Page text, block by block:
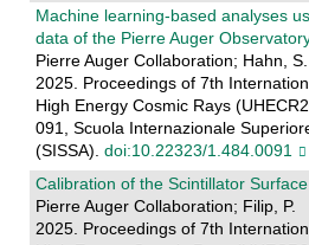
Machine learning-based analyses
data of the Pierre Auger
Pierre Auger Collaboration; Hahn, S.
2025. Proceedings of 7th
High Energy Cosmic Rays
091, Scuola Internazionale
(SISSA). doi:10.22323/1.484.0091
Calibration of the Scintillator
Pierre Auger Collaboration; Filip, P.
2025. Proceedings of 7th